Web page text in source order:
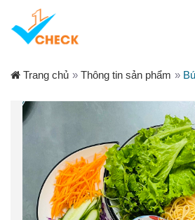
Trang chủ » Thông tin sản phẩm »